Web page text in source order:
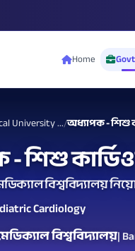
Home
University .../অধ্যাপক - শিশু
শিশু
বিশ্ববিদ্যালয়
Cardiology
বিশ্ববিদ্যালয়|